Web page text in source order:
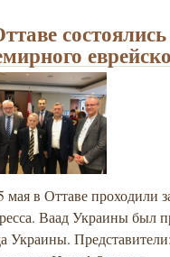
мая в Оттаве проходили
Ваад Украины был
Украины.